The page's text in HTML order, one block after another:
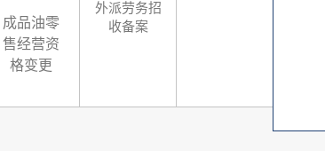
成品油零
售经营资
格变更
外派劳务招
收备案